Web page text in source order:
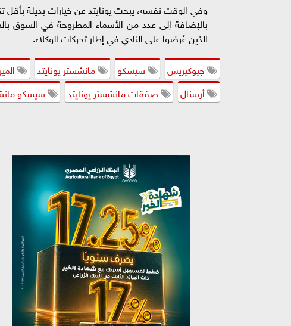
وفي الوقت نفسه، يبحث يونايتد عن خيارات بديلة
بالإضافة إلى عدد من الأسماء المطروحة في السوق
الذين عُرضوا على النادي في إطار تحركات الوكلاء.
جيوكيريس
سيسكو مانشستر يونايتد
أرسنال
صفقات مانشستر يونايتد سيسكو